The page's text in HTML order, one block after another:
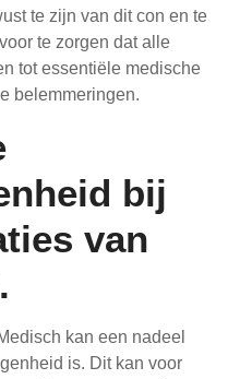
te zijn van dit con en te
te zorgen dat alle
tot essentiële medische
belemmeringen.
bij
van
kan een nadeel
is. Dit kan voor